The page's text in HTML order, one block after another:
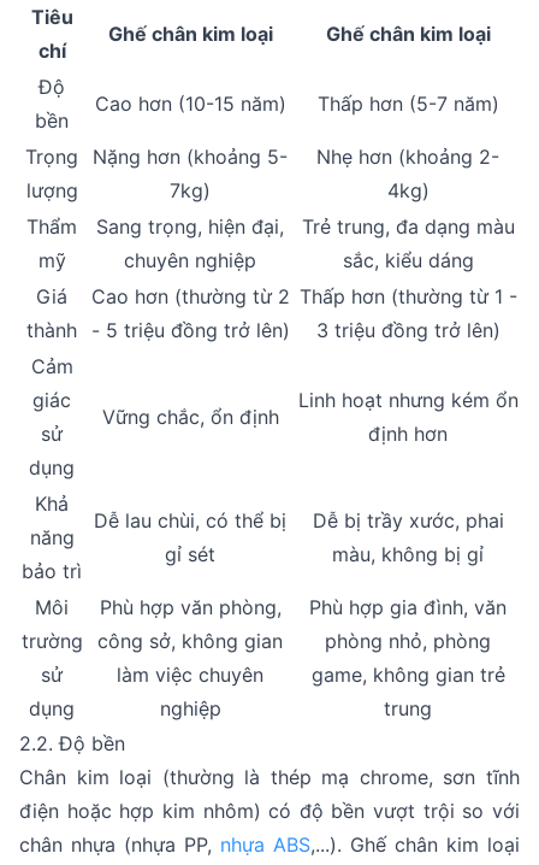
Tiêu
chí
Ghế chân kim loại Ghế chân kim loại
Độ
bền
Cao hơn (10-15 năm) Thấp hơn (5-7 năm)
Trọng
lượng
Nặng hơn (khoảng 5-
7kg)
Nhẹ hơn (khoảng 2-
4kg)
Thẩm
mỹ
Sang trọng, hiện đại,
chuyên nghiệp
Trẻ trung, đa dạng màu
sắc, kiểu dáng
Giá
thành
Cao hơn (thường từ 2
- 5 triệu đồng trở lên)
Thấp hơn (thường từ 1 -
3 triệu đồng trở lên)
Cảm
giác
sử
dụng
Vững chắc, ổn định
Linh hoạt nhưng kém ổn
định hơn
Khả
năng
bảo trì
Dễ lau chùi, có thể bị
gỉ sét
Dễ bị trầy xước, phai
màu, không bị gỉ
Môi
trường
sử
dụng
Phù hợp văn phòng,
công sở, không gian
làm việc chuyên
nghiệp
Phù hợp gia đình, văn
phòng nhỏ, phòng
game, không gian trẻ
trung
2.2. Độ bền
Chân kim loại (thường là thép mạ chrome, sơn tĩnh
điện hoặc hợp kim nhôm) có độ bền vượt trội so với
chân nhựa (nhựa PP, nhựa ABS,...). Ghế chân kim loại